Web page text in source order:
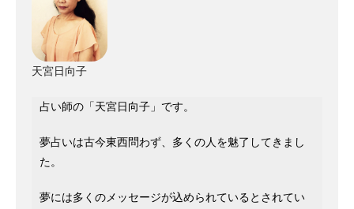
天宮日向子
占い師の「天宮日向子」です。
夢占いは古今東西問わず、多くの人を魅了してきまし
た。
夢には多くのメッセージが込められているとされてい